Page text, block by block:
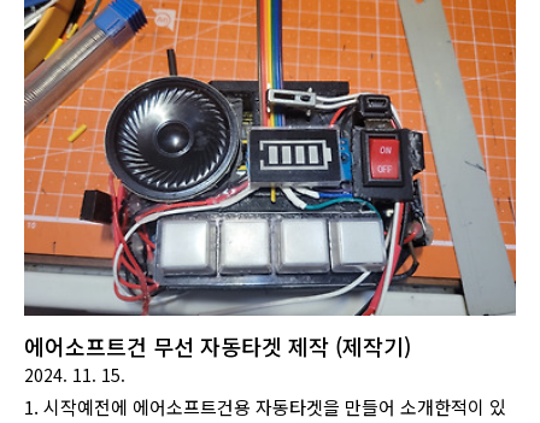
및 너프건용 자동 타겟 제작먼저 동영상부터 ..
https://youtu.be/_b0M1FEDWBk 동www.choogo.net 📺
영상 설명https://youtu.be/h2O6hNBFNow?
si=MD6AV1BU_AiCMEy5 🎯제작 계기 기존에 유선 타겟 시스템
을 제작하여 소개한 바 있습니다해당 포스트는 아래에서 확인할
수 있습니다. 에어소프트건(비비탄총) 및 너프건용 자동 ..
에어소프트건 무선 자동타겟 제작 (제작기)
2024. 11. 15.
1. 시작예전에 에어소프트건용 자동타겟을 만들어 소개한적이 있